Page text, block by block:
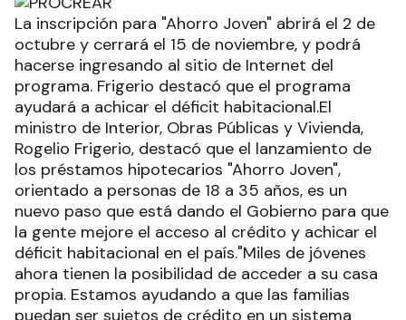
La inscripción para "Ahorro Joven" abrirá el 2 de
octubre y cerrará el 15 de noviembre, y podrá
hacerse ingresando al sitio de Internet del
programa. Frigerio destacó que el programa
ayudará a achicar el déficit habitacional.El
ministro de Interior, Obras Públicas y Vivienda,
Rogelio Frigerio, destacó que el lanzamiento de
los préstamos hipotecarios "Ahorro Joven",
orientado a personas de 18 a 35 años, es un
nuevo paso que está dando el Gobierno para que
la gente mejore el acceso al crédito y achicar el
déficit habitacional en el país."Miles de jóvenes
ahora tienen la posibilidad de acceder a su casa
propia. Estamos ayudando a que las familias
puedan ser sujetos de crédito en un sistema